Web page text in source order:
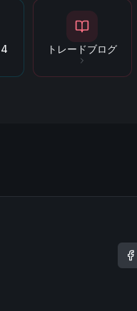
トレードブログ